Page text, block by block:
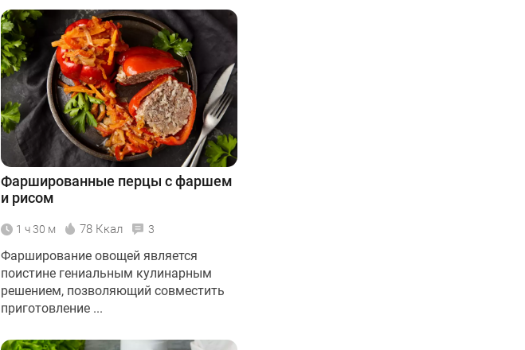
Фаршированные перцы с фаршем
и рисом
1 ч 30 м 78 Ккал 3
Фарширование овощей является
поистине гениальным кулинарным
решением, позволяющий совместить
приготовление ...